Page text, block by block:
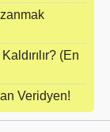
(En
Veridyen!